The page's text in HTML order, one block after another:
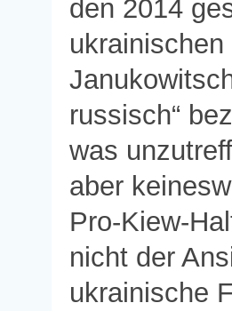
den 2014
russisch“
was
aber
Pro-Kiew-
nicht der
ukrainische